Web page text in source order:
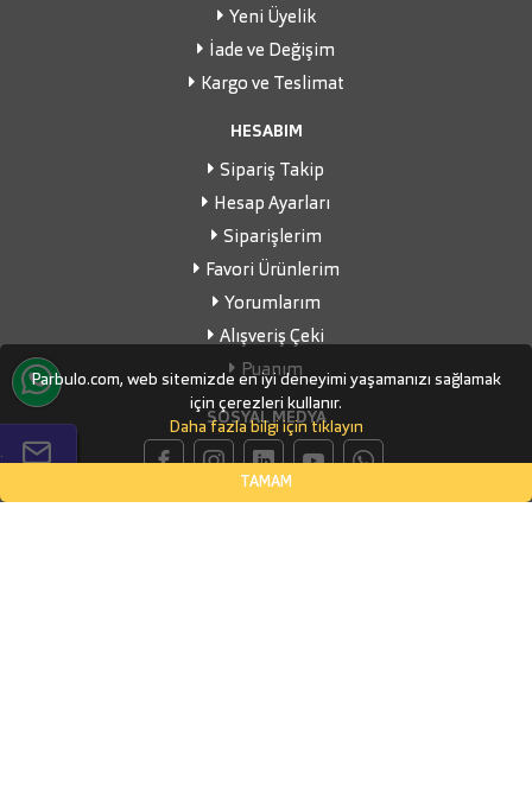
Yeni Üyelik
İade ve Değişim
Kargo ve Teslimat
HESABIM
Sipariş Takip
Hesap Ayarları
Siparişlerim
Favori Ürünlerim
Yorumlarım
Alışveriş Çeki
Puanım
SOSYAL MEDYA
Parbulo.com, web sitemizde en iyi deneyimi yaşamanızı sağlamak
için çerezleri kullanır.
Daha fazla bilgi için tıklayın
TAMAM